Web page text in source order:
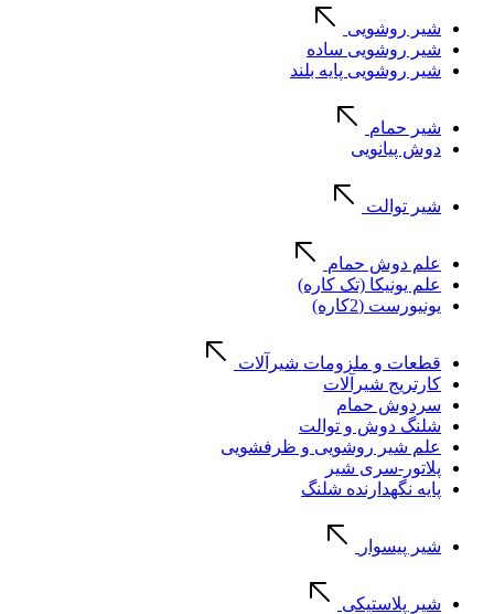
شیر روشویی
شیر روشویی ساده
شیر روشویی پایه بلند
شیر حمام
دوش پیانویی
شیر توالت
علم دوش حمام
علم یونیکا (تک کاره)
یونیورست (2کاره)
قطعات و ملزومات شیرآلات
کارتریج شیرآلات
سردوش حمام
شلنگ دوش و توالت
علم شیر روشویی و ظرفشویی
پلاتور-سری شیر
پایه نگهدارنده شلنگ
شیر پیسوار
شیر پلاستیکی